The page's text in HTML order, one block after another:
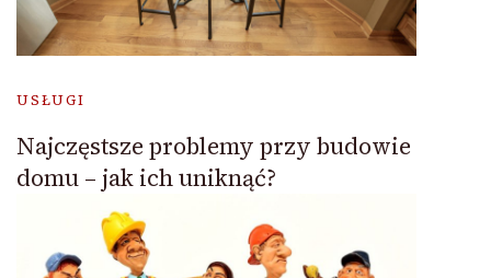
USŁUGI
Najczęstsze problemy przy budowie
domu – jak ich uniknąć?